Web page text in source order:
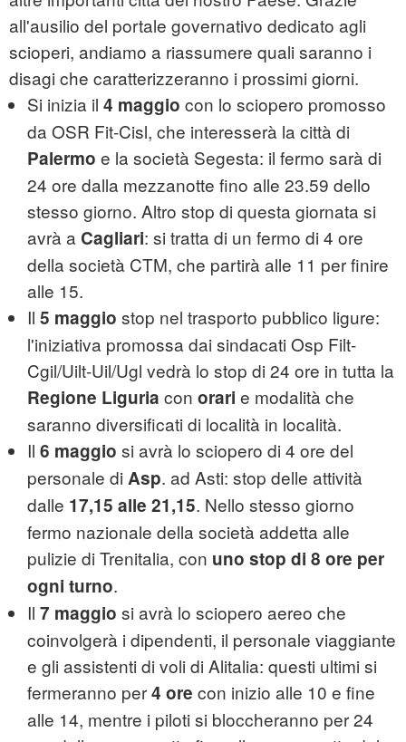
all'ausilio del portale governativo dedicato agli
scioperi, andiamo a riassumere quali saranno i
disagi che caratterizzeranno i prossimi giorni.
Si inizia il 4 maggio con lo sciopero promosso
da OSR Fit-Cisl, che interesserà la città di
Palermo e la società Segesta: il fermo sarà di
24 ore dalla mezzanotte fino alle 23.59 dello
stesso giorno. Altro stop di questa giornata si
avrà a Cagliari: si tratta di un fermo di 4 ore
della società CTM, che partirà alle 11 per finire
alle 15.
Il 5 maggio stop nel trasporto pubblico ligure:
l'iniziativa promossa dai sindacati Osp Filt-
Cgil/Uilt-Uil/Ugl vedrà lo stop di 24 ore in tutta la
Regione Liguria con orari e modalità che
saranno diversificati di località in località.
Il 6 maggio si avrà lo sciopero di 4 ore del
personale di Asp. ad Asti: stop delle attività
dalle 17,15 alle 21,15. Nello stesso giorno
fermo nazionale della società addetta alle
pulizie di Trenitalia, con uno stop di 8 ore per
ogni turno.
Il 7 maggio si avrà lo sciopero aereo che
coinvolgerà i dipendenti, il personale viaggiante
e gli assistenti di voli di Alitalia: questi ultimi si
fermeranno per4 ore con inizio alle 10 e fine
alle 14, mentre i piloti si bloccheranno per 24